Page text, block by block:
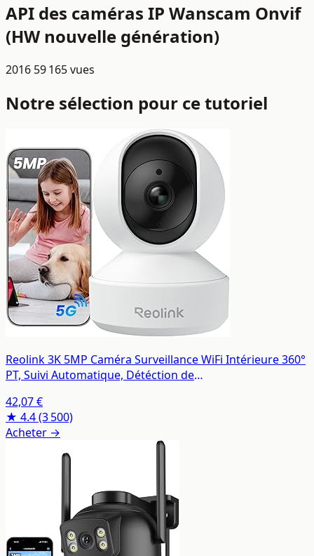
API des caméras IP Wanscam Onvif
(HW nouvelle génération)
2016 59 165 vues
Notre sélection pour ce tutoriel
Reolink 3K 5MP Caméra Surveillance WiFi Intérieure 360°
PT, Suivi Automatique, Détéction de
Nocturne, Audio Bidirectionnel, E1 Pro
42,07 €
★ 4.4(3 500)
Acheter →